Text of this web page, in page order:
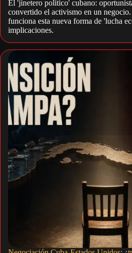
El 'jinetero político' cubano:
convertido el activismo en un
funciona esta nueva forma de 'lucha
implicaciones.